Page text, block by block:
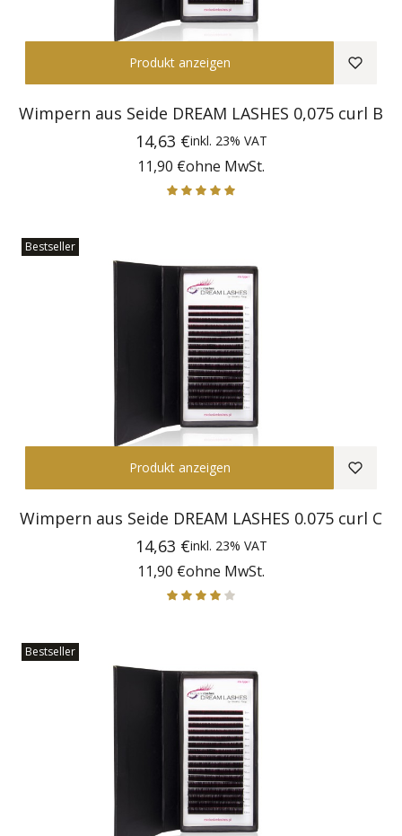
Produkt anzeigen
Wimpern aus Seide DREAM LASHES 0,075 curl B
Preis
14,63 €inkl. 23% VAT
Preis
11,90 €ohne MwSt.
Bestseller
Produkt anzeigen
Wimpern aus Seide DREAM LASHES 0.075 curl C
Preis
14,63 €inkl. 23% VAT
Preis
11,90 €ohne MwSt.
Bestseller